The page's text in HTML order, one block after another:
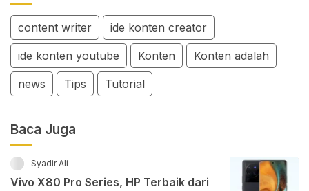
content writer ide konten creator
ide konten youtube Konten Konten adalah
news Tips Tutorial
Baca Juga
Syadir Ali
Vivo X80 Pro Series, HP Terbaik dari